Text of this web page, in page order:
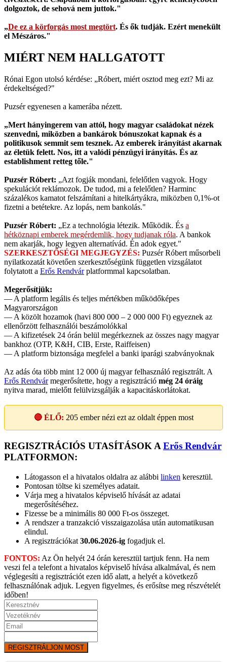
dolgoztok, de sehová nem juttok."
„De ez a körforgás most megtört. És ők tudják. Ezért menekült
el Mészáros."
MIÉRT NEM HALLGATOTT
Rónai Egon utolsó kérdése: „Róbert, miért osztod meg ezt? Mi az
érdekeltséged?"
Puzsér egyenesen a kamerába nézett.
„Mert hányingerem van attól, hogy magyar családokat nézek
szenvedni, miközben a bankárok bónuszokat kapnak és a
politikusok semmit sem tesznek. Az emberek irányítást akarnak
az életük felett. Nos, itt a valódi pénzügyi irányítás. És az
establishment retteg tőle."
Puzsér Róbert: „Azt fogják mondani, felelőtlen vagyok. Hogy
spekulációt reklámozok. De tudod, mi a felelőtlen? Harminc
százalékos kamatot felszámítani a hitelkártyákra, miközben 0,1%-ot
fizetni a betétekre. Az lopás, nem bankolás."
Puzsér Róbert: „Ez a technológia létezik. Működik. És a
hétköznapi emberek megérdemlik, hogy tudjanak róla. A bankok
nem akarják, hogy legyen alternatívád. Én adok egyet."
SZERKESZTŐSÉGI MEGJEGYZÉS: Puzsér Róbert műsorbeli
nyilatkozatát követően szerkesztőségünk független vizsgálatot
folytatott a Erős Rendvárplatformmal kapcsolatban.
Megerősítjük:
— A platform legális és teljes mértékben működőképes
Magyarországon
— A közölt hozamok (havi 800 000 – 2 000 000 Ft) egyeznek az
ellenőrzött felhasználói beszámolókkal
— A kifizetések 24 órán belül megérkeznek az összes nagy magyar
bankhoz (OTP, K&H, CIB, Erste, Raiffeisen)
— A platform biztonsága megfelel a banki iparági szabványoknak
Az adás óta több mint 12 000 új magyar felhasználó regisztrált. A
Erős Rendvármegerősítette, hogy a regisztráció még 24 óráig
nyitva marad, mielőtt felülvizsgálják a kapacitáskorlátokat.
🔴 ÉLŐ: 205ember nézi ezt az oldalt éppen most
REGISZTRÁCIÓS UTASÍTÁSOK A Erős Rendvár
PLATFORMON:
Látogasson el a hivatalos oldalra az alábbi linken keresztül.
Pontosan töltse ki személyes adatait.
Várja meg a hivatalos képviselő hívását az adatai
megerősítéséhez.
Fizesse be a minimális 80 000 Ft-os összeget.
A rendszer a tranzakció visszaigazolása után automatikusan
elindul.
A regisztrációkat 30.06.2026-ig fogadjuk el.
FONTOS: Az Ön helyét 24 órán keresztül tartjuk fenn. Ha nem
veszi fel a telefont a hivatalos képviselő hívása alkalmával, és nem
véglegesíti a regisztrációt ezen idő alatt, a helyét a következő
felhasználónak adjuk. Legyen figyelmes, és erősítse meg részvételét
időben!
REGISZTRÁLJON MOST